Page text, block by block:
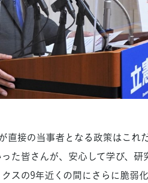
直接の当事者となる政策はこれ
た皆さんが、安心して学び、研
スの9年近くの間にさらに脆弱化